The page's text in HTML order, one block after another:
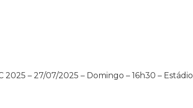
2025 – 27/07/2025 – Domingo – 16h30 – Estádio